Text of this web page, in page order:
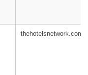
thehotelsnetwork.com